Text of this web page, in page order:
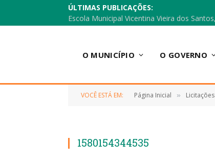
ÚLTIMAS PUBLICAÇÕES:
O MUNICÍPIO O GOVERNO
VOCÊ ESTÁ EM: Página Inicial » Licitações
1580154344535